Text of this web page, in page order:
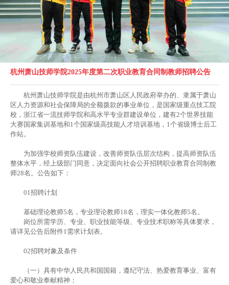
杭州萧山技师学院2025年度第二次职业教育合同制教师招聘公告
杭州萧山技师学院是由杭州市萧山区人民政府举办的、隶属于萧山
区人力资源和社会保障局的全额拨款的事业单位，是国家级重点技工院
校，浙江省一流技师学院和高水平专业群建设单位，建有2个世界技能
大赛国家集训基地和1个国家级高技能人才培训基地，1个省级博士后工
作站。
为加强学校师资队伍建设，改善师资队伍层次结构，提高师资队伍
整体水平，经上级部门同意，决定面向社会公开招聘职业教育合同制教
师28名。公告如下：
01 招聘计划
基础理论教师5名，专业理论教师18名，理实一体化教师5名。
岗位所需学历、专业、职业技能等级、专业技术职称等具体要求，
请详见公告后附件1需求计划表。
02招聘对象及条件
（一）具有中华人民共和国国籍，遵纪守法、热爱教育事业、富有
爱心和敬业奉献精神；